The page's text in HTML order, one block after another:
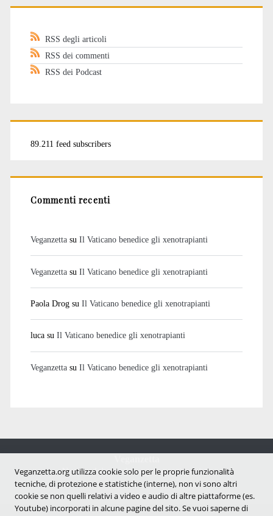
RSS degli articoli
RSS dei commenti
RSS dei Podcast
89.211 feed subscribers
Commenti recenti
Veganzettasu Il Vaticano benedice gli xenotrapianti
Veganzettasu Il Vaticano benedice gli xenotrapianti
Paola Drogsu Il Vaticano benedice gli xenotrapianti
lucasu Il Vaticano benedice gli xenotrapianti
Veganzettasu Il Vaticano benedice gli xenotrapianti
Notizie dal mondo vegan e antispecista
Veganzetta.org utilizza cookie solo per le proprie funzionalità
tecniche, di protezione e statistiche (interne), non vi sono altri
cookie se non quelli relativi a video e audio di altre piattaforme (es.
Youtube) incorporati in alcune pagine del sito. Se vuoi saperne di